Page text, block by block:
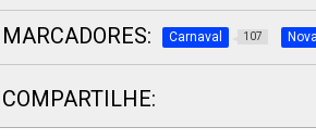
MARCADORES: Carnaval 107
COMPARTILHE: